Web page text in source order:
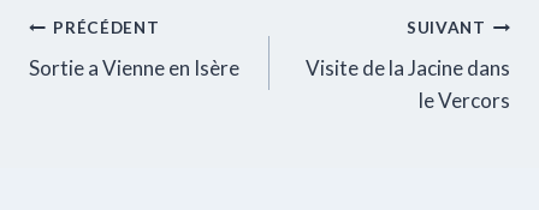
Navigation
de
PRÉCÉDENT
Sortie a Vienne en Isère
SUIVANT
Visite de la Jacine dans
le Vercors